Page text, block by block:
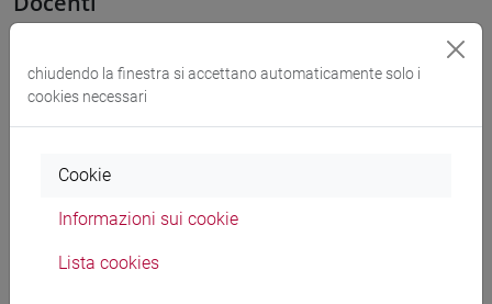
OZKAN GURSES Meral- 30h Esercitazioni
Materiali su Moodle
chiudendo la finestra si accettano automaticamente solo i
cookies necessari
Cookie
Informazioni sui cookie
Lista cookies